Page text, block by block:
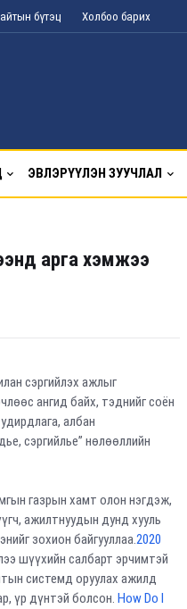
бүтэц Холбоо барих
ЭВЛЭРҮҮЛЭН ЗУУЧЛАЛ
арга хэмжээ
сэргийлэх ажлыг
ангид байх, тэднийг соён
албан
сэргийлье” нөлөөллийн
газрын хамт олон нэгдэж,
ажилтнуудын дунд хууль
зохион байгууллаа.2020
шүүхийн салбарт эрчимтэй
системд оруулах ажилд
үр дүнтэй болсон. How Do I